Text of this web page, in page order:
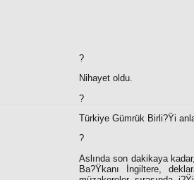
?
Nihayet oldu.
?
Türkiye Gümrük Birli?Ÿi
?
Aslında son dakikaya
Ba?Ÿkanı İngiltere,